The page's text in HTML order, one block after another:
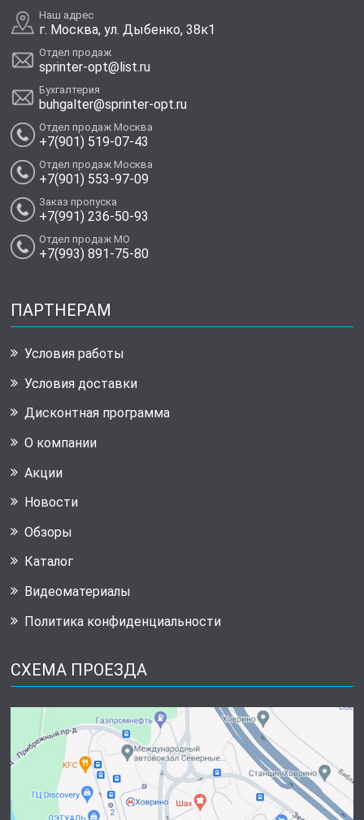
Наш адрес
г. Москва, ул. Дыбенко, 38к1
Отдел продаж
sprinter-opt@list.ru
Бухгалтерия
buhgalter@sprinter-opt.ru
Отдел продаж Москва
+7(901) 519-07-43
Отдел продаж Москва
+7(901) 553-97-09
Заказ пропуска
+7(991) 236-50-93
Отдел продаж МО
+7(993) 891-75-80
ПАРТНЕРАМ
Условия работы
Условия доставки
Дисконтная программа
О компании
Акции
Новости
Обзоры
Каталог
Видеоматериалы
Политика конфиденциальности
СХЕМА ПРОЕЗДА